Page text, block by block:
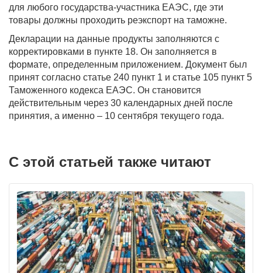
для любого государства-участника ЕАЭС, где эти
товары должны проходить реэкспорт на таможне.
Декларации на данные продукты заполняются с
корректировками в пункте 18. Он заполняется в
формате, определенным приложением. Документ был
принят согласно статье 240 пункт 1 и статье 105 пункт 5
Таможенного кодекса ЕАЭС. Он становится
действительным через 30 календарных дней после
принятия, а именно – 10 сентября текущего года.
С этой статьей также читают